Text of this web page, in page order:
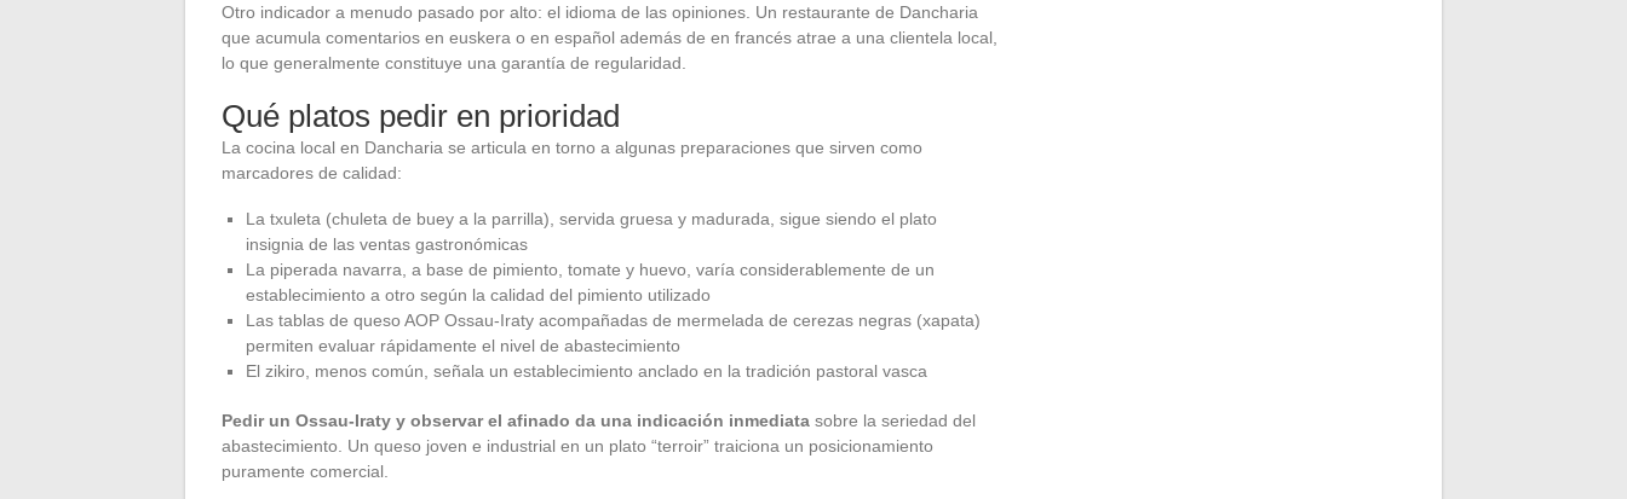
Otro indicador a menudo pasado por alto: el idioma de las opiniones. Un restaurante de Dancharia
que acumula comentarios en euskera o en español además de en francés atrae a una clientela local,
lo que generalmente constituye una garantía de regularidad.
Qué platos pedir en prioridad
La cocina local en Dancharia se articula en torno a algunas preparaciones que sirven como
marcadores de calidad:
La txuleta (chuleta de buey a la parrilla), servida gruesa y madurada, sigue siendo el plato
insignia de las ventas gastronómicas
La piperada navarra, a base de pimiento, tomate y huevo, varía considerablemente de un
establecimiento a otro según la calidad del pimiento utilizado
Las tablas de queso AOP Ossau-Iraty acompañadas de mermelada de cerezas negras (xapata)
permiten evaluar rápidamente el nivel de abastecimiento
El zikiro, menos común, señala un establecimiento anclado en la tradición pastoral vasca
Pedir un Ossau-Iraty y observar el afinado da una indicación inmediata sobre la seriedad del
abastecimiento. Un queso joven e industrial en un plato “terroir” traiciona un posicionamiento
puramente comercial.